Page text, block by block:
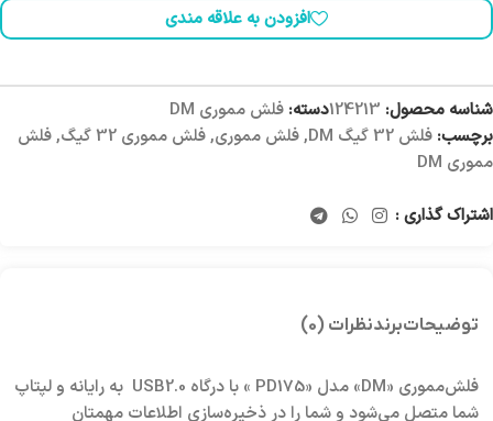
افزودن به علاقه مندی
شناسه محصول: 124213دسته: فلش مموری DM
برچسب: فلش 32 گیگ DM ,فلش مموری,فلش مموری 32 گیگ ,فلش
مموری DM
اشتراک گذاری :
توضیحاتبرندنظرات (0)
فلش‌مموری «DM» مدل «PD175 » با درگاه USB2.0 به رایانه و لپتاپ
شما متصل می‌شود و شما را در ذخیره‌سازی اطلاعات مهمتان